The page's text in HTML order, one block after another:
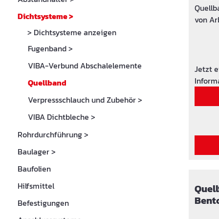
Dichtsysteme>
> Dichtsysteme anzeigen
Fugenband>
VIBA-Verbund Abschalelemente
Quellband
Verpressschlauch und Zubehör>
VIBA Dichtbleche >
Rohrdurchführung>
Baulager>
Baufolien
Hilfsmittel
Befestigungen
von
Jetzt